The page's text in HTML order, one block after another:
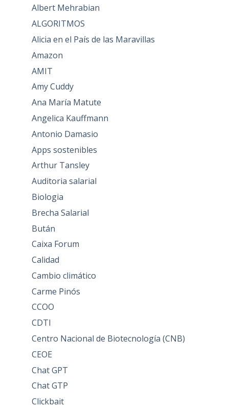
Albert Mehrabian
ALGORITMOS
Alicia en el País de las Maravillas
Amazon
AMIT
Amy Cuddy
Ana María Matute
Angelica Kauffmann
Antonio Damasio
Apps sostenibles
Arthur Tansley
Auditoria salarial
Biologia
Brecha Salarial
Bután
Caixa Forum
Calidad
Cambio climático
Carme Pinós
CCOO
CDTI
Centro Nacional de Biotecnología (CNB)
CEOE
Chat GPT
Chat GTP
Clickbait